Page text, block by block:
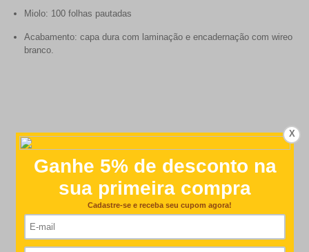
Miolo: 100 folhas pautadas
Acabamento: capa dura com laminação e encadernação com wireo
branco.
Customer Reviews
4.7 Based on 7 reviews
X